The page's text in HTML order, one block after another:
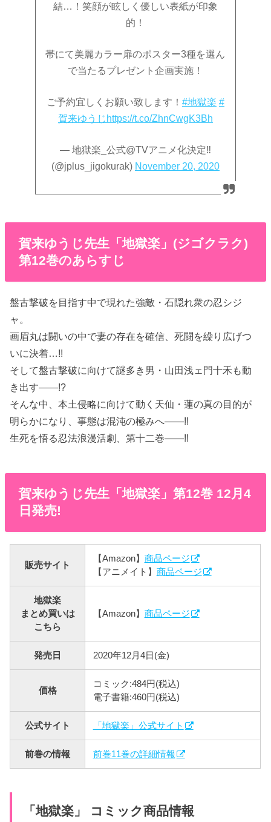
結…！笑顔が眩しく優しい表紙が印象
的！
帯にて美麗カラー扉のポスター3種を選ん
で当たるプレゼント企画実施！
ご予約宜しくお願い致します！ #地獄楽 #
賀来ゆうじ https://t.co/ZhnCwgK3Bh
— 地獄楽_公式@TVアニメ化決定‼︎
(@jplus_jigokurak) November 20, 2020
賀来ゆうじ先生「地獄楽」(ジゴクラク)
第12巻のあらすじ
盤古撃破を目指す中で現れた強敵・石隠れ衆の忍シジ
ャ。
画眉丸は闘いの中で妻の存在を確信、死闘を繰り広げつ
いに決着…!!
そして盤古撃破に向けて謎多き男・山田浅ェ門十禾も動
き出す――!?
そんな中、本土侵略に向けて動く天仙・蓮の真の目的が
明らかになり、事態は混沌の極みへ――!!
生死を悟る忍法浪漫活劇、第十二巻――!!
賀来ゆうじ先生「地獄楽」第12巻 12月4
日発売!
販売サイト
【Amazon】 商品ページ
【アニメイト】 商品ページ
地獄楽
まとめ買いは
こちら
【Amazon】 商品ページ
発売日 2020年12月4日(金)
価格
コミック:484円(税込)
電子書籍:460円(税込)
公式サイト 「地獄楽」公式サイト
前巻の情報 前巻11巻の詳細情報
「地獄楽」 コミック商品情報